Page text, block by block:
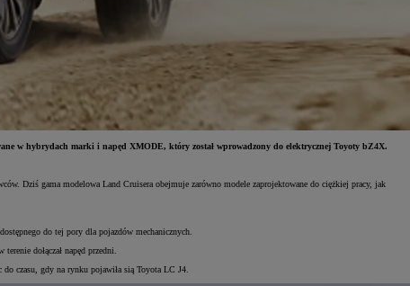
w hybrydach marki i napęd XMODE, który został wprowadzony do elektrycznej Toyoty bZ4X.
Dziś gama modelowa Land Cruisera obejmuje zarówno modele zaprojektowane do ciężkiej pracy, jak
do tej pory dla pojazdów mechanicznych.
dołączał napęd przedni.
czasu, gdy na rynku pojawiła sią Toyota LC J4.